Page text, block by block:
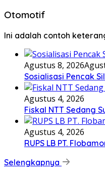
Otomotif
Ini adalah contoh
Agustus 8, 2026
Sosialisasi Pencak
Agustus 4, 2026
Fiskal NTT Sedang
Agustus 4, 2026
RUPS LB PT.
Selengkapnya